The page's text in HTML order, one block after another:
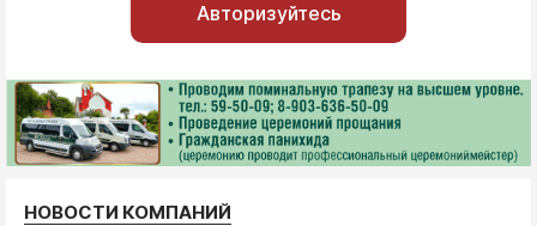
Авторизуйтесь
НОВОСТИ КОМПАНИЙ